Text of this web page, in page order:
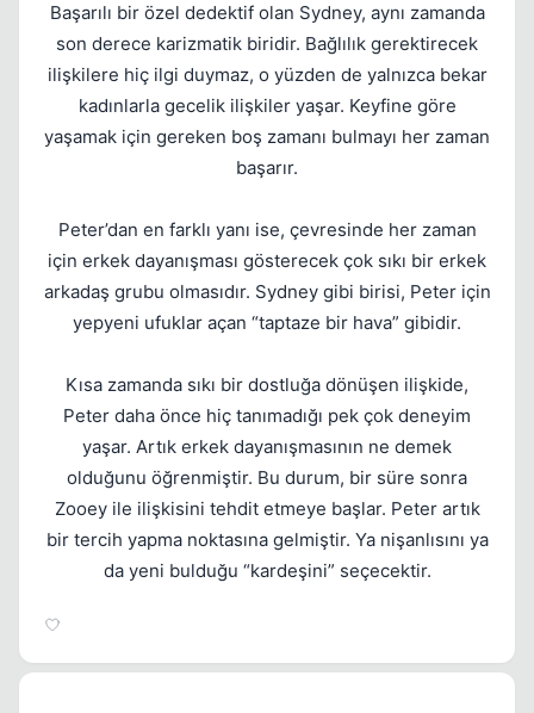
Başarılı bir özel dedektif olan Sydney, aynı zamanda
son derece karizmatik biridir. Bağlılık gerektirecek
ilişkilere hiç ilgi duymaz, o yüzden de yalnızca bekar
kadınlarla gecelik ilişkiler yaşar. Keyfine göre
yaşamak için gereken boş zamanı bulmayı her zaman
başarır.
Peter’dan en farklı yanı ise, çevresinde her zaman
için erkek dayanışması gösterecek çok sıkı bir erkek
arkadaş grubu olmasıdır. Sydney gibi birisi, Peter için
yepyeni ufuklar açan “taptaze bir hava” gibidir.
Kısa zamanda sıkı bir dostluğa dönüşen ilişkide,
Peter daha önce hiç tanımadığı pek çok deneyim
yaşar. Artık erkek dayanışmasının ne demek
olduğunu öğrenmiştir. Bu durum, bir süre sonra
Zooey ile ilişkisini tehdit etmeye başlar. Peter artık
bir tercih yapma noktasına gelmiştir. Ya nişanlısını ya
da yeni bulduğu “kardeşini” seçecektir.